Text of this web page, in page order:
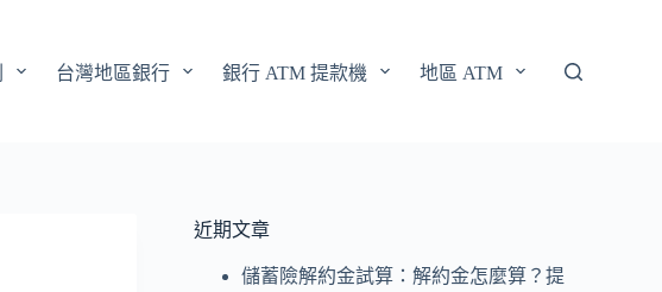
台灣地區銀行 銀行 ATM 提款機 地區 ATM
近期文章
儲蓄險解約金試算：解約金怎麼算？提